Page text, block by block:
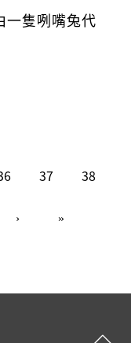
一隻咧嘴兔代
37 38